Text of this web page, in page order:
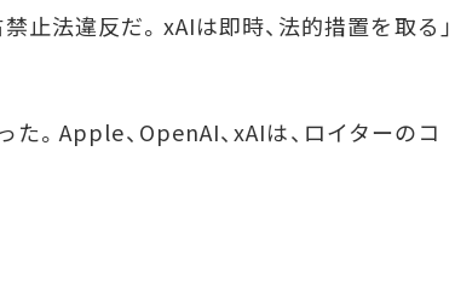
止法違反だ。xAIは即時、法的措置を取る」
。Apple、OpenAI、xAIは、ロイターのコ